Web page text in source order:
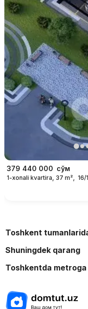
379 440 000 сўм
1-xonali kvartira, 37 m², 16/
Toshkent
Shuningdek qarang
Toshkentda